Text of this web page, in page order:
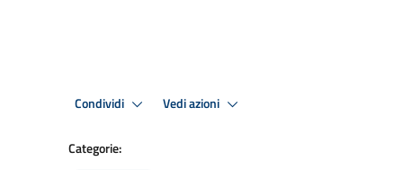
Condividi Vedi azioni
Categorie: